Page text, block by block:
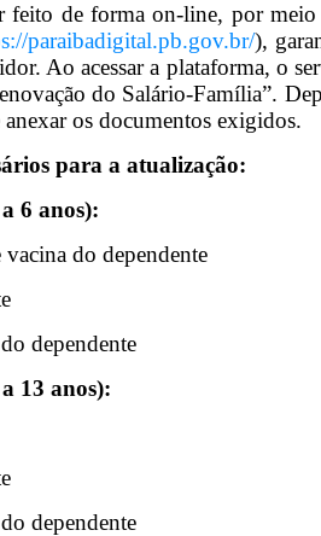
feito de forma on-line, por
paraibadigital.pb.gov.br/),
Ao acessar a plataforma, o
do Salário-Família”.
os documentos exigidos.
para a atualização:
6 anos):
do dependente
dependente
13 anos):
dependente